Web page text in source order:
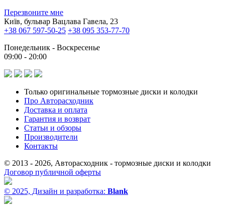
Перезвоните мне
Київ, бульвар Вацлава Гавела, 23
+38 067 597-50-25 +38 095 353-77-70
Понедельник - Воскресенье
09:00 - 20:00
Только оригинальные тормозные диски и колодки
Про Авторасходник
Доставка и оплата
Гарантия и возврат
Статьи и обзоры
Производители
Контакты
© 2013 - 2026, Авторасходник - тормозные диски и колодки
Договор публичной оферты
© 2025, Дизайн и разработка: Blank